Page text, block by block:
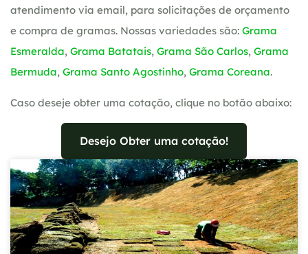
atendimento via email, para solicitações de orçamento
e compra de gramas. Nossas variedades são: Grama
Esmeralda, Grama Batatais, Grama São Carlos, Grama
Bermuda, Grama Santo Agostinho, Grama Coreana.
Caso deseje obter uma cotação, clique no botão abaixo:
Desejo Obter uma cotação!